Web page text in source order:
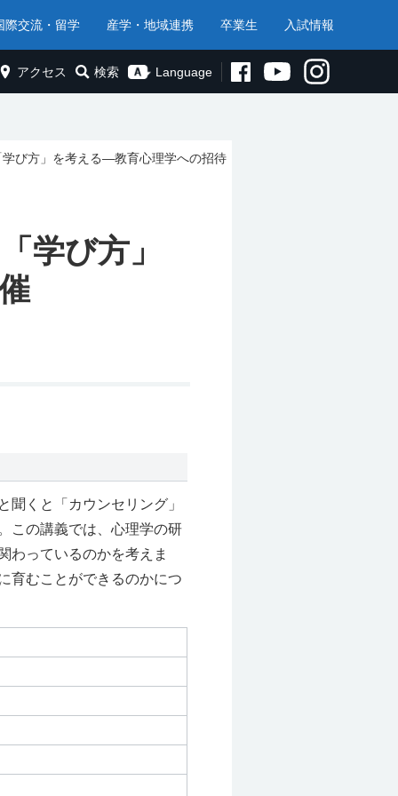
際交流・留学 産学・地域連携 卒業生 入試情報
アクセス 検索 Language
び方」を考える―教育心理学への招待
学び方」
くと「カウンセリング」
この講義では、心理学の研
わっているのかを考えま
育むことができるのかにつ